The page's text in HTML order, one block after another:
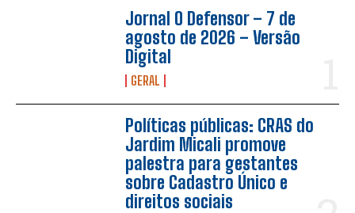
Jornal O Defensor – 7 de
agosto de 2026 – Versão
Digital
GERAL
Políticas públicas: CRAS do
Jardim Micali promove
palestra para gestantes
sobre Cadastro Único e
direitos sociais